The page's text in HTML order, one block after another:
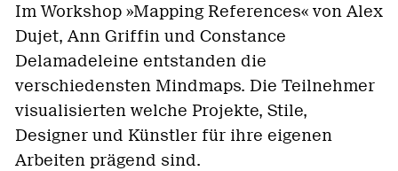
Im Workshop »Mapping References« von Alex
Dujet, Ann Griffin und Constance
Delamadeleine entstanden die
verschiedensten Mindmaps. Die Teilnehmer
visualisierten welche Projekte, Stile,
Designer und Künstler für ihre eigenen
Arbeiten prägend sind.